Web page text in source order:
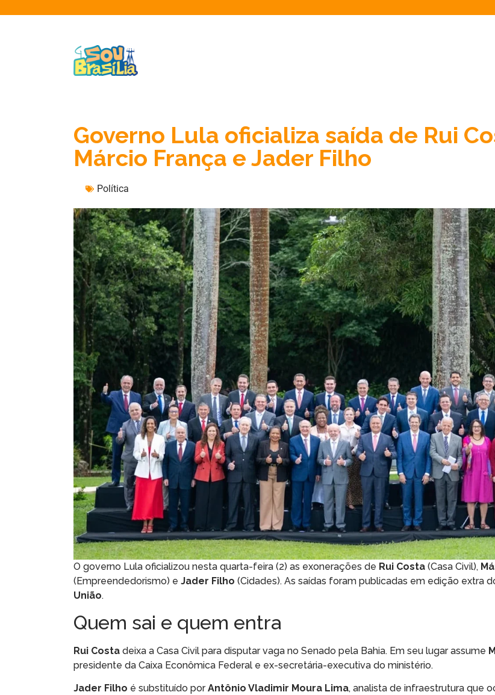
Governo Lula oficializa saída de Rui
Márcio França e Jader Filho
Política
O governo Lula oficializou nesta quarta-feira (2) as exonerações de Rui Costa (Casa Civil),
(Empreendedorismo) e Jader Filho (Cidades). As saídas foram publicadas em edição extra
União.
Quem sai e quem entra
Rui Costa deixa a Casa Civil para disputar vaga no Senado pela Bahia. Em seu lugar assume
presidente da Caixa Econômica Federal e ex-secretária-executiva do ministério.
Jader Filho é substituído porAntônio Vladimir Moura Lima, analista de infraestrutura que